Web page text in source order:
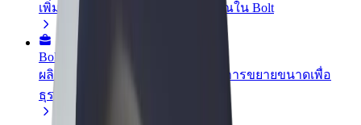
เพิ่มรายได้ด้วยการเพิ่มฟลีทของคุณใน Bolt
Bolt for Business
ผลิตภัณฑ์และบริการของ Bolt ที่มีการขยายขนาดเพื่อ
ธุรกิจของคุณ